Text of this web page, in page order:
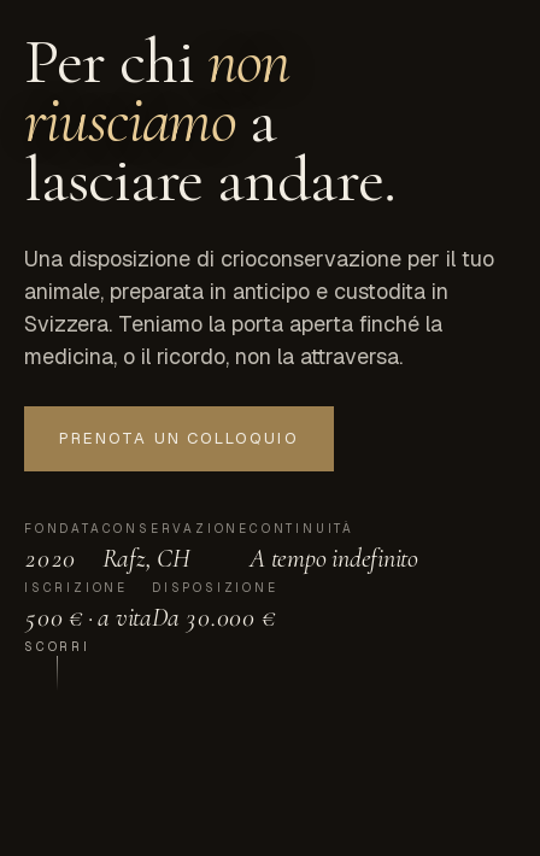
Per chinon
riusciamoa
lasciare andare.
Una disposizione di crioconservazione per il tuo
animale, preparata in anticipo e custodita in
Svizzera. Teniamo la porta aperta finché la
medicina, o il ricordo, non la attraversa.
PRENOTA UN COLLOQUIO
FONDATA
2020
CONSERVAZIONE
Rafz, CH
CONTINUITÀ
A tempo indefinito
ISCRIZIONE
500 € · a vita
DISPOSIZIONE
Da 30.000 €
SCORRI